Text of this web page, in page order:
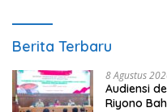
Berita Terbaru
8 Agustus
Audiensi
Riyono